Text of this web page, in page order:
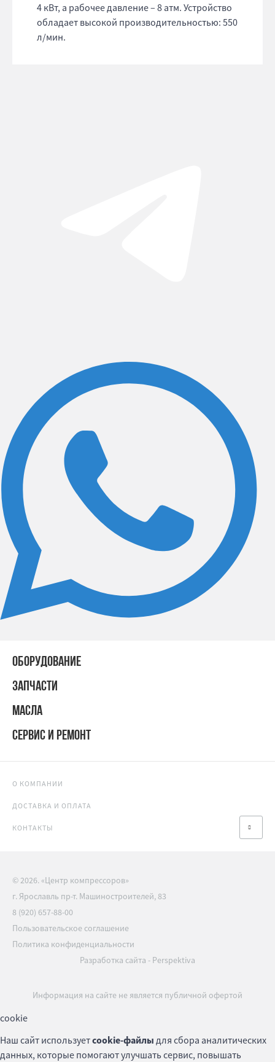
4 кВт, а рабочее давление – 8 атм. Устройство
обладает высокой производительностью: 550
л/мин.
ОБОРУДОВАНИЕ
ЗАПЧАСТИ
МАСЛА
СЕРВИС И РЕМОНТ
О КОМПАНИИ
ДОСТАВКА И ОПЛАТА
КОНТАКТЫ
© 2026. «Центр компрессоров»
г. Ярославль пр-т. Машиностроителей, 83
8 (920) 657-88-00
Пользовательское соглашение
Политика конфиденциальности
Разработка сайта - Perspektiva
Информация на сайте не является публичной офертой
cookie
Наш сайт используетcookie-файлы для сбора аналитических
данных, которые помогают улучшать сервис, повышать